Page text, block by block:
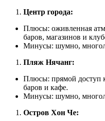
Центр города:
Плюсы: оживленная
баров, магазинов и
Минусы: шумно,
Пляж Нячанг:
Плюсы: прямой доступ
баров и кафе.
Минусы: шумно,
Остров Хон Че: